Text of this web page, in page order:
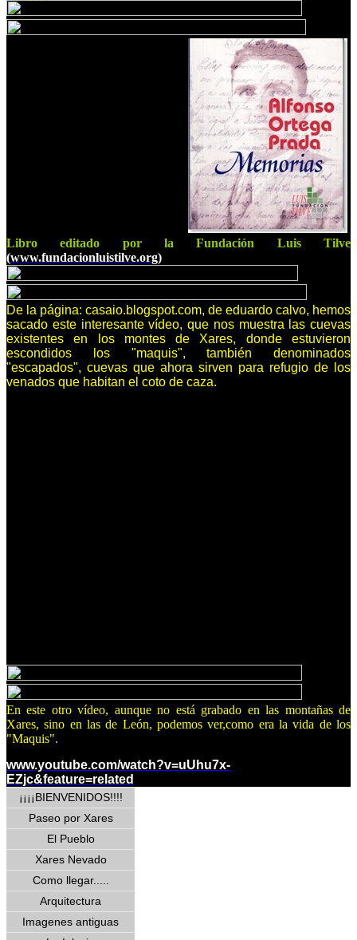
Libro editado por la Fundación Luis Tilve
(www.fundacionluistilve.org)
De la página: casaio.blogspot.com, de eduardo calvo, hemos
sacado este interesante vídeo, que nos muestra las cuevas
existentes en los montes de Xares, donde estuvieron
escondidos los "maquis", también denominados
"escapados", cuevas que ahora sirven para refugio de los
venados que habitan el coto de caza.
En este otro vídeo, aunque no está grabado en las montañas de
Xares, sino en las de León, podemos ver,como era la vida de los
"Maquis".
www.youtube.com/watch?v=uUhu7x-
EZjc&feature=related
¡¡¡¡BIENVENIDOS!!!!
Paseo por Xares
El Pueblo
Xares Nevado
Como llegar.....
Arquitectura
Imagenes antiguas